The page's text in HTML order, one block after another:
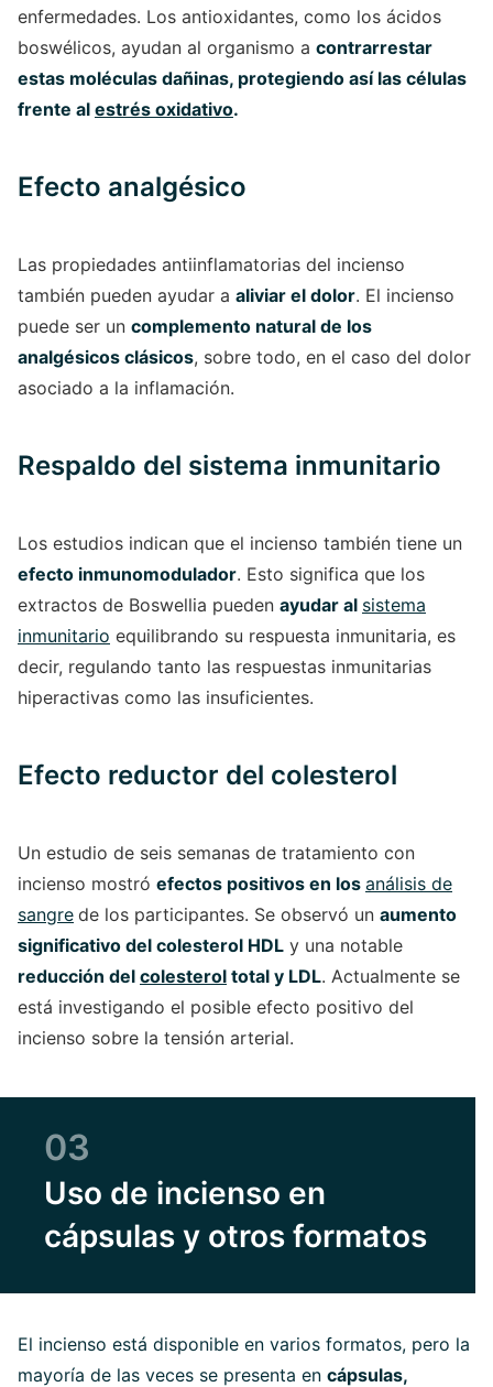
enfermedades. Los antioxidantes, como los ácidos
boswélicos, ayudan al organismo a contrarrestar
estas moléculas dañinas, protegiendo así las células
frente al estrés oxidativo.
Efecto analgésico
Las propiedades antiinflamatorias del incienso
también pueden ayudar a aliviar el dolor. El incienso
puede ser un complemento natural de los
analgésicos clásicos, sobre todo, en el caso del dolor
asociado a la inflamación.
Respaldo del sistema inmunitario
Los estudios indican que el incienso también tiene un
efecto inmunomodulador. Esto significa que los
extractos de Boswellia pueden ayudar al sistema
inmunitario equilibrando su respuesta inmunitaria, es
decir, regulando tanto las respuestas inmunitarias
hiperactivas como las insuficientes.
Efecto reductor del colesterol
Un estudio de seis semanas de tratamiento con
incienso mostró efectos positivos en los análisis de
sangre de los participantes. Se observó un aumento
significativo del colesterol HDL y una notable
reducción del colesterol total y LDL. Actualmente se
está investigando el posible efecto positivo del
incienso sobre la tensión arterial.
03
Uso de incienso en
cápsulas y otros formatos
El incienso está disponible en varios formatos, pero la
mayoría de las veces se presenta en cápsulas,